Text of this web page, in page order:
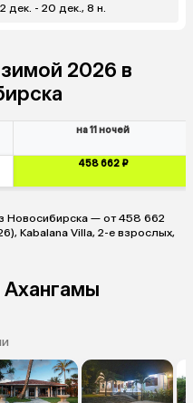
дек. - 20 дек., 8 н.
2026 в
на 11 ночей
458 662 ₽
Новосибирска — от 458 662
Kabalana Villa, 2-е взрослых,